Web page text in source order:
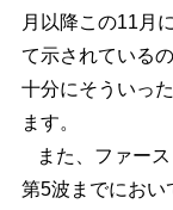
月以降この11月
て示されている
十分にそういっ
ます。
また、ファー
第5波までにおい